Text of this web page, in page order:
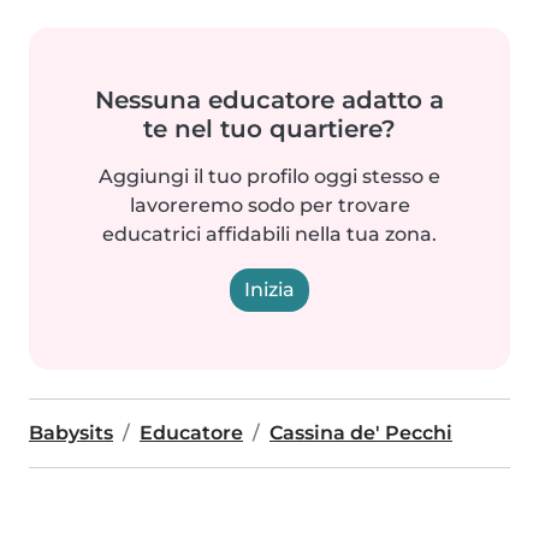
Nessuna educatore adatto a
te nel tuo quartiere?
Aggiungi il tuo profilo oggi stesso e
lavoreremo sodo per trovare
educatrici affidabili nella tua zona.
Inizia
Babysits Educatore Cassina de' Pecchi